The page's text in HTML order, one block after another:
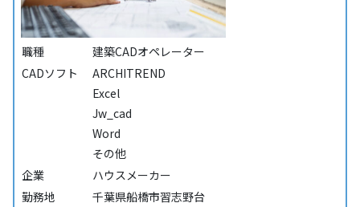
職種
建築CADオペレーター
CADソフト
ARCHITREND
Excel
Jw_cad
Word
その他
企業
ハウスメーカー
勤務地
千葉県船橋市習志野台